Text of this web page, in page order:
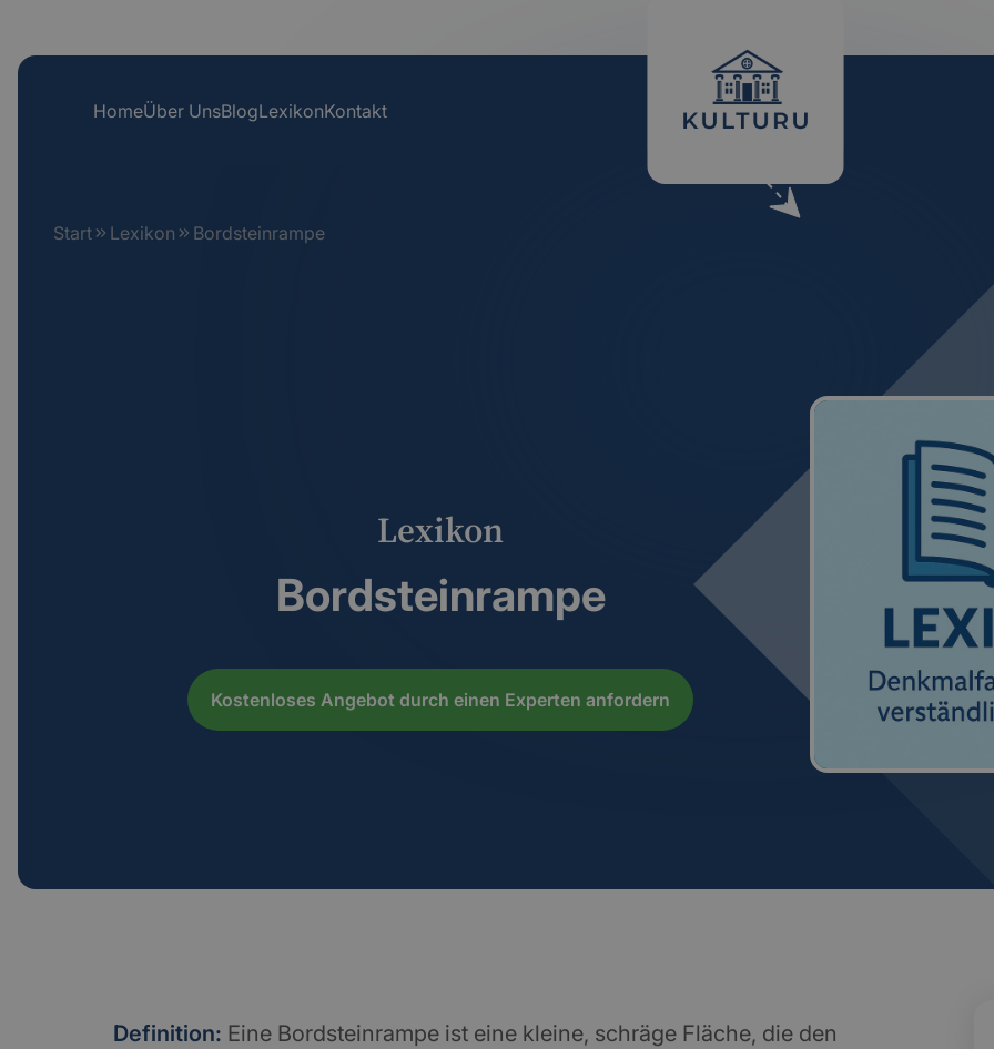
HomeÜber UnsBlogLexikonKontakt
Start Lexikon Bordsteinrampe
Lexikon
Bordsteinrampe
Kostenloses Angebot durch einen Experten anfordern
Definition: Eine Bordsteinrampe ist eine kleine, schräge Fläche, die den